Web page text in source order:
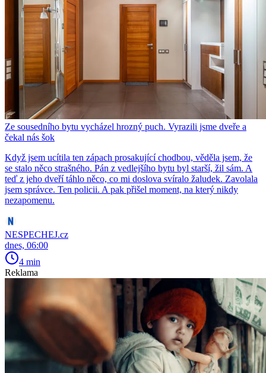
Ze sousedního bytu vycházel hrozný puch. Vyrazili jsme dveře a
čekal nás šok
Když jsem ucítila ten zápach prosakující chodbou, věděla jsem, že
se stalo něco strašného. Pán z vedlejšího bytu byl starší, žil sám. A
teď z jeho dveří táhlo něco, co mi doslova svíralo žaludek. Zavolala
jsem správce. Ten policii. A pak přišel moment, na který nikdy
nezapomenu.
NESPECHEJ.cz
dnes, 06:00
4 min
Reklama